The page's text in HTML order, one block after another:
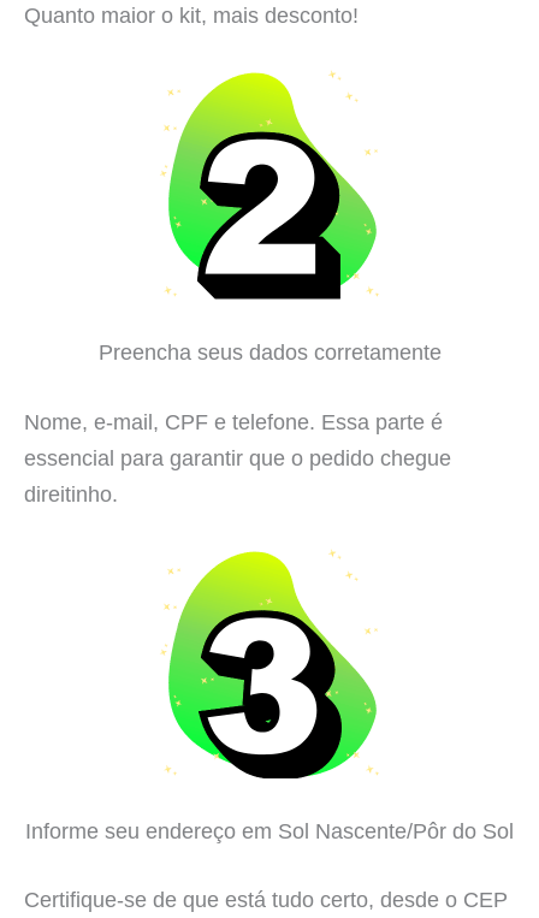
Quanto maior o kit, mais desconto!
Preencha seus dados corretamente
Nome, e-mail, CPF e telefone. Essa parte é
essencial para garantir que o pedido chegue
direitinho.
Informe seu endereço em Sol Nascente/Pôr do Sol
Certifique-se de que está tudo certo, desde o CEP